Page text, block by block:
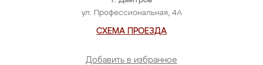
ул. Профессиональная, 4А
СХЕМА ПРОЕЗДА
Добавить в избранное